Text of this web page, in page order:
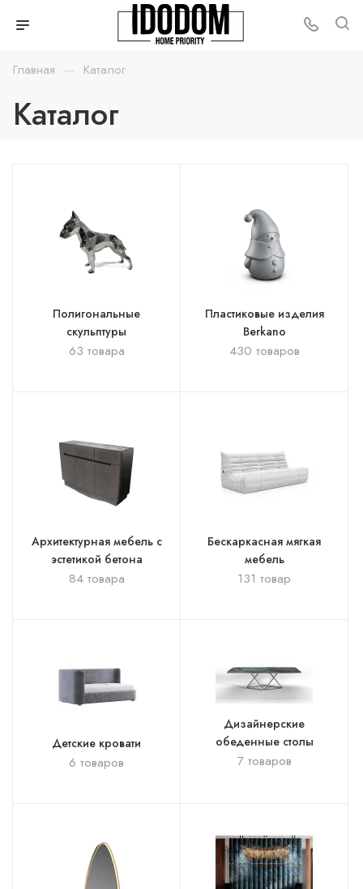
Главная — Каталог
Каталог
Полигональные
скульптуры
63 товара
Пластиковые изделия
Berkano
430 товаров
Архитектурная мебель с
эстетикой бетона
84 товара
Бескаркасная мягкая
мебель
131 товар
Детские кровати
6 товаров
Дизайнерские
обеденные столы
7 товаров